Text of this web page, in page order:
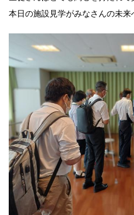
本日の施設見学がみなさんの未来